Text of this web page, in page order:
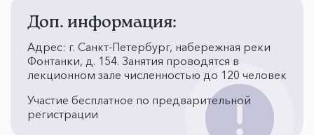
Доп. информация:
Адрес: г. Санкт-Петербург, набережная реки
Фонтанки, д. 154. Занятия проводятся в
лекционном зале численностью до 120 человек
Участие бесплатное по предварительной
регистрации